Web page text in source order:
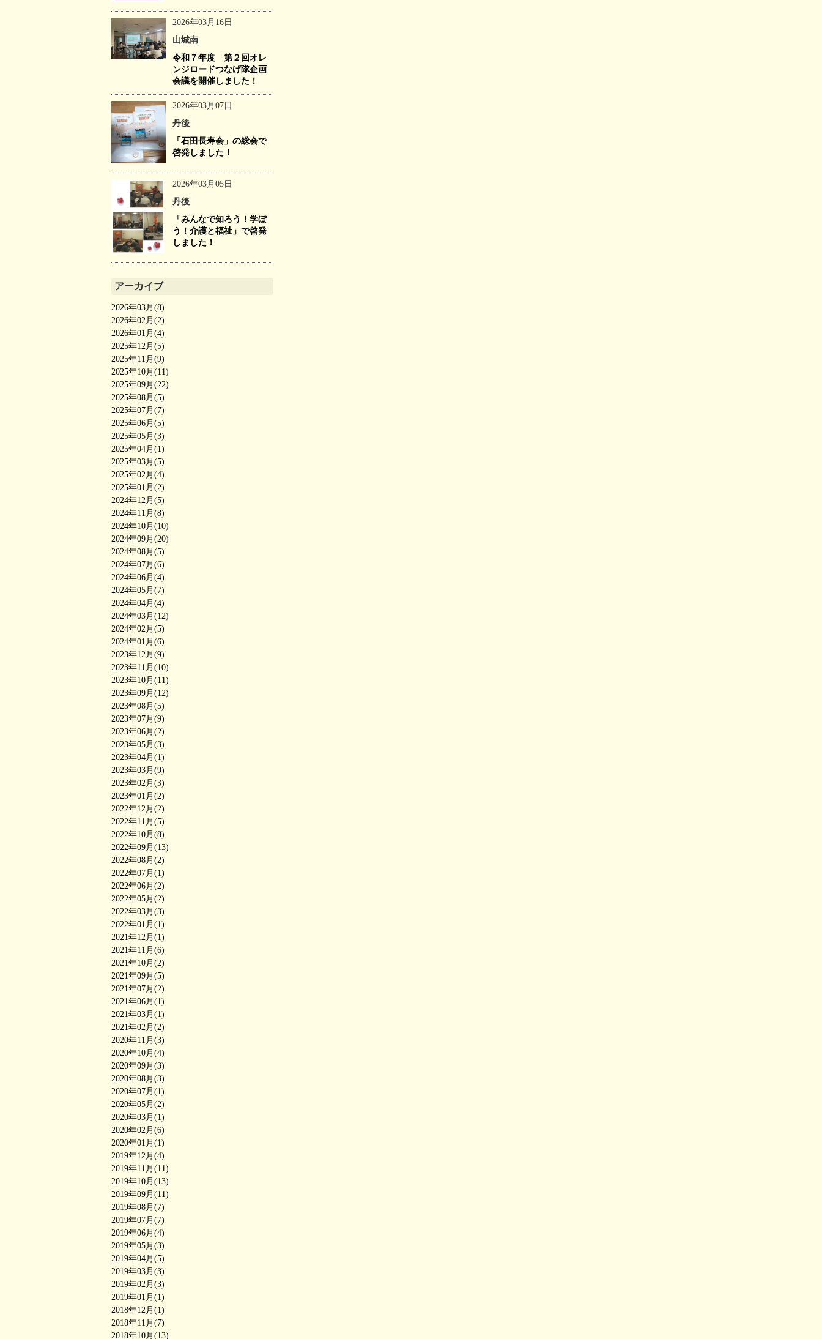
2026年03月16日
山城南
令和７年度 第２回オレ
ンジロードつなげ隊企画
会議を開催しました！
2026年03月07日
丹後
「石田長寿会」の総会で
啓発しました！
2026年03月05日
丹後
「みんなで知ろう！学ぼ
う！介護と福祉」で啓発
しました！
アーカイブ
2026年03月(8)
2026年02月(2)
2026年01月(4)
2025年12月(5)
2025年11月(9)
2025年10月(11)
2025年09月(22)
2025年08月(5)
2025年07月(7)
2025年06月(5)
2025年05月(3)
2025年04月(1)
2025年03月(5)
2025年02月(4)
2025年01月(2)
2024年12月(5)
2024年11月(8)
2024年10月(10)
2024年09月(20)
2024年08月(5)
2024年07月(6)
2024年06月(4)
2024年05月(7)
2024年04月(4)
2024年03月(12)
2024年02月(5)
2024年01月(6)
2023年12月(9)
2023年11月(10)
2023年10月(11)
2023年09月(12)
2023年08月(5)
2023年07月(9)
2023年06月(2)
2023年05月(3)
2023年04月(1)
2023年03月(9)
2023年02月(3)
2023年01月(2)
2022年12月(2)
2022年11月(5)
2022年10月(8)
2022年09月(13)
2022年08月(2)
2022年07月(1)
2022年06月(2)
2022年05月(2)
2022年03月(3)
2022年01月(1)
2021年12月(1)
2021年11月(6)
2021年10月(2)
2021年09月(5)
2021年07月(2)
2021年06月(1)
2021年03月(1)
2021年02月(2)
2020年11月(3)
2020年10月(4)
2020年09月(3)
2020年08月(3)
2020年07月(1)
2020年05月(2)
2020年03月(1)
2020年02月(6)
2020年01月(1)
2019年12月(4)
2019年11月(11)
2019年10月(13)
2019年09月(11)
2019年08月(7)
2019年07月(7)
2019年06月(4)
2019年05月(3)
2019年04月(5)
2019年03月(3)
2019年02月(3)
2019年01月(1)
2018年12月(1)
2018年11月(7)
2018年10月(13)